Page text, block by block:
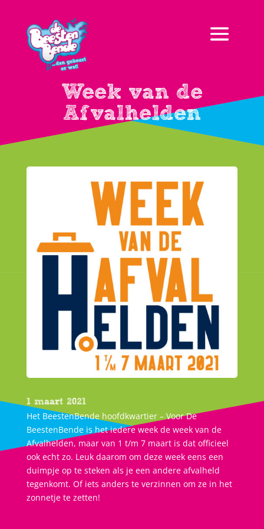
Week van de
Afvalhelden
1 maart 2021
Het BeestenBende hoofdkwartier – Voor De
BeestenBende is het iedere week de week van de
Afvalhelden, maar van 1 t/m 7 maart is dat officieel
ook echt zo. Leuk daarom om deze week eens een
duimpje op te steken als je een andere afvalheld
tegenkomt. Of iets anders te verzinnen om ze in het
zonnetje te zetten!